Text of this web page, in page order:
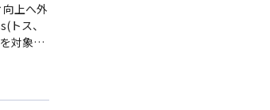
上へ外
トス、
対象と